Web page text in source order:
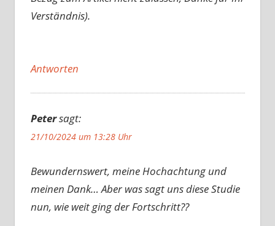
Verständnis).
Antworten
Petersagt:
21/10/2024 um 13:28 Uhr
Bewundernswert, meine Hochachtung und
meinen Dank… Aber was sagt uns diese Studie
nun, wie weit ging der Fortschritt??